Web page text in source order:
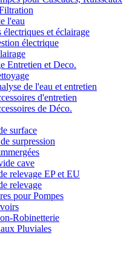
l'eau
électriques et éclairage
électrique
Entretien et Deco.
de l'eau et entretien
d'entretien
de Déco.
surface
surpression
cave
relevage EP et EU
relevage
pour Pompes
Robinetterie
Pluviales